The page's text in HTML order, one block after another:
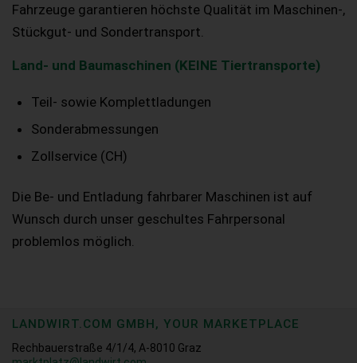
Fahrzeuge garantieren höchste Qualität im Maschinen-,
Stückgut- und Sondertransport.
Land- und Baumaschinen (KEINE Tiertransporte)
Teil- sowie Komplettladungen
Sonderabmessungen
Zollservice (CH)
Die Be- und Entladung fahrbarer Maschinen ist auf
Wunsch durch unser geschultes Fahrpersonal
problemlos möglich.
LANDWIRT.COM GMBH, YOUR MARKETPLACE
Rechbauerstraße 4/1/4, A-8010 Graz